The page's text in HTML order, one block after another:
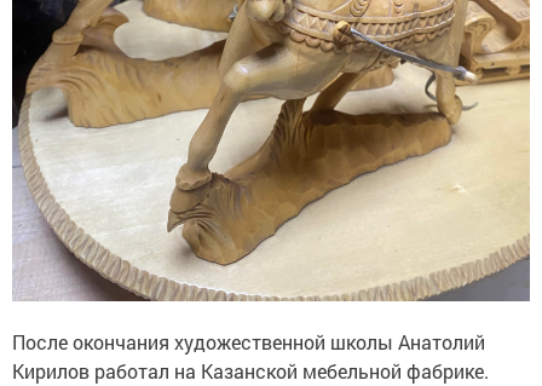
После окончания художественной школы Анатолий
Кирилов работал на Казанской мебельной фабрике.